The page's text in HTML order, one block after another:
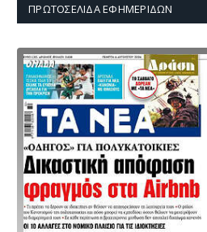
ΠΡΩΤΟΣΈΛΙΔΑ ΕΦΗΜΕΡΊΔΩΝ